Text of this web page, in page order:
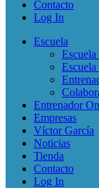
Contacto
Log In
Escuela
Entrenador
Empresas
Víctor García
Noticias
Tienda
Contacto
Log In